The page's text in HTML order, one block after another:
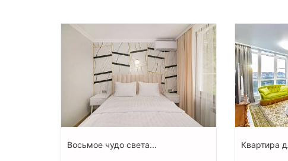
Восьмое чудо света... Квартира